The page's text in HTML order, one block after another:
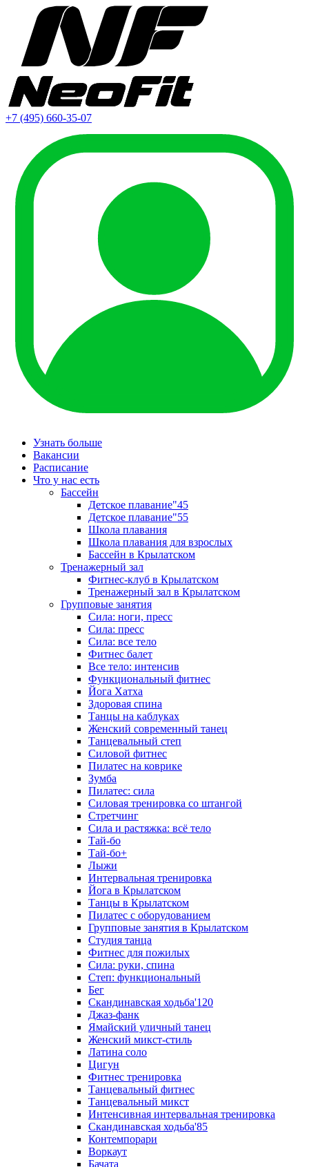
+7 (495) 660-35-07
Узнать больше
Вакансии
Расписание
Что у нас есть
Бассейн
Детское плавание"45
Детское плавание"55
Школа плавания
Школа плавания для взрослых
Бассейн в Крылатском
Тренажерный зал
Фитнес-клуб в Крылатском
Тренажерный зал в Крылатском
Групповые занятия
Сила: ноги, пресс
Сила: пресс
Сила: все тело
Фитнес балет
Все тело: интенсив
Функциональный фитнес
Йога Хатха
Здоровая спина
Танцы на каблуках
Женский современный танец
Танцевальный степ
Силовой фитнес
Пилатес на коврике
Зумба
Пилатес: сила
Силовая тренировка со штангой
Стретчинг
Сила и растяжка: всё тело
Тай-бо
Тай-бо+
Лыжи
Интервальная тренировка
Йога в Крылатском
Танцы в Крылатском
Пилатес с оборудованием
Групповые занятия в Крылатском
Студия танца
Фитнес для пожилых
Сила: руки, спина
Степ: функциональный
Бег
Скандинавская ходьба'120
Джаз-фанк
Ямайский уличный танец
Женский микст-стиль
Латина соло
Цигун
Фитнес тренировка
Танцевальный фитнес
Танцевальный микст
Интенсивная интервальная тренировка
Скандинавская ходьба'85
Контемпорари
Воркаут
Бачата